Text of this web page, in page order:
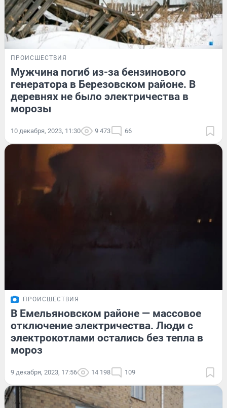
ПРОИСШЕСТВИЯ
Мужчина погиб из-за бензинового
генератора в Березовском районе. В
деревнях не было электричества в
морозы
10 декабря, 2023, 11:30 9 473 66
ПРОИСШЕСТВИЯ
В Емельяновском районе — массовое
отключение электричества. Люди с
электрокотлами остались без тепла в
мороз
9 декабря, 2023, 17:56 14 198 109